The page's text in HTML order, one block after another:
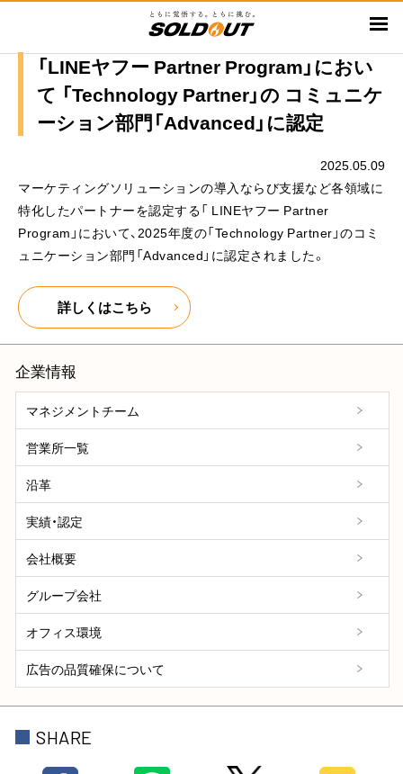
ン
「LINEヤフー Partner Program」におい
て 「Technology Partner」の コミュニケ
ーション部門「Advanced」に認定
2025.05.09
マーケティングソリューションの導入ならび支援など各領域に
特化したパートナーを認定する「 LINEヤフー Partner
Program」において、2025年度の「Technology Partner」のコミ
ュニケーション部門「Advanced」に認定されました。
詳しくはこちら
企業情報
マネジメントチーム
営業所一覧
沿革
実績・認定
会社概要
グループ会社
オフィス環境
広告の品質確保について
SHARE